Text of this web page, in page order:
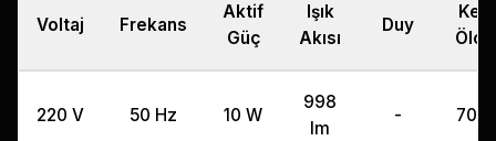
Voltaj Frekans
Aktif
Güç
Işık
Akısı
Duy
220 V 50 Hz 10 W
998
lm
- 70